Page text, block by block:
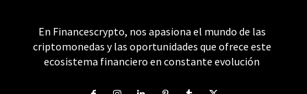
En Financescrypto, nos apasiona el mundo de las
criptomonedas y las oportunidades que ofrece este
ecosistema financiero en constante evolución